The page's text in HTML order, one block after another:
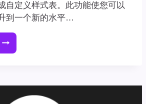
自定义样式表。此功能使您可以
到一个新的水平…
如